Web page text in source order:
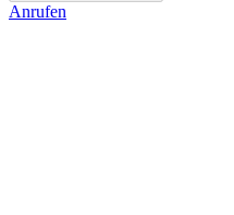
Anrufen